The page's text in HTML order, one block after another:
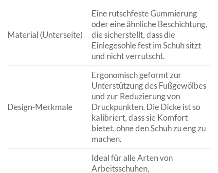
Material (Unterseite)
Eine rutschfeste Gummierung
oder eine ähnliche Beschichtung,
die sicherstellt, dass die
Einlegesohle fest im Schuh sitzt
und nicht verrutscht.
Design-Merkmale
Ergonomisch geformt zur
Unterstützung des Fußgewölbes
und zur Reduzierung von
Druckpunkten. Die Dicke ist so
kalibriert, dass sie Komfort
bietet, ohne den Schuh zu eng zu
machen.
Ideal für alle Arten von
Arbeitsschuhen,